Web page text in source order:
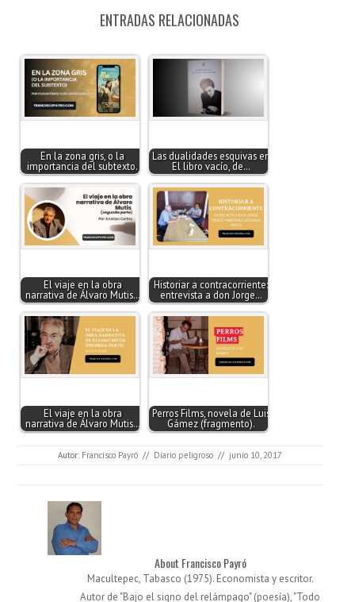
ENTRADAS RELACIONADAS
En la zona gris, o la
importancia del subtexto.
Las dualidades esquivas en
El libro vacío, de…
El viaje en la obra
narrativa de Álvaro Mutis…
Historiar a contracorriente:
entrevista a don Jorge…
El viaje en la obra
narrativa de Álvaro Mutis…
Perros Films, novela de Luis
Gámez (fragmento).
Autor: Francisco Payró // Diario peligroso // junio 10, 2017
About Francisco Payró
Macultepec, Tabasco (1975). Economista y escritor.
Autor de "Bajo el signo del relámpago" (poesía), "Todo